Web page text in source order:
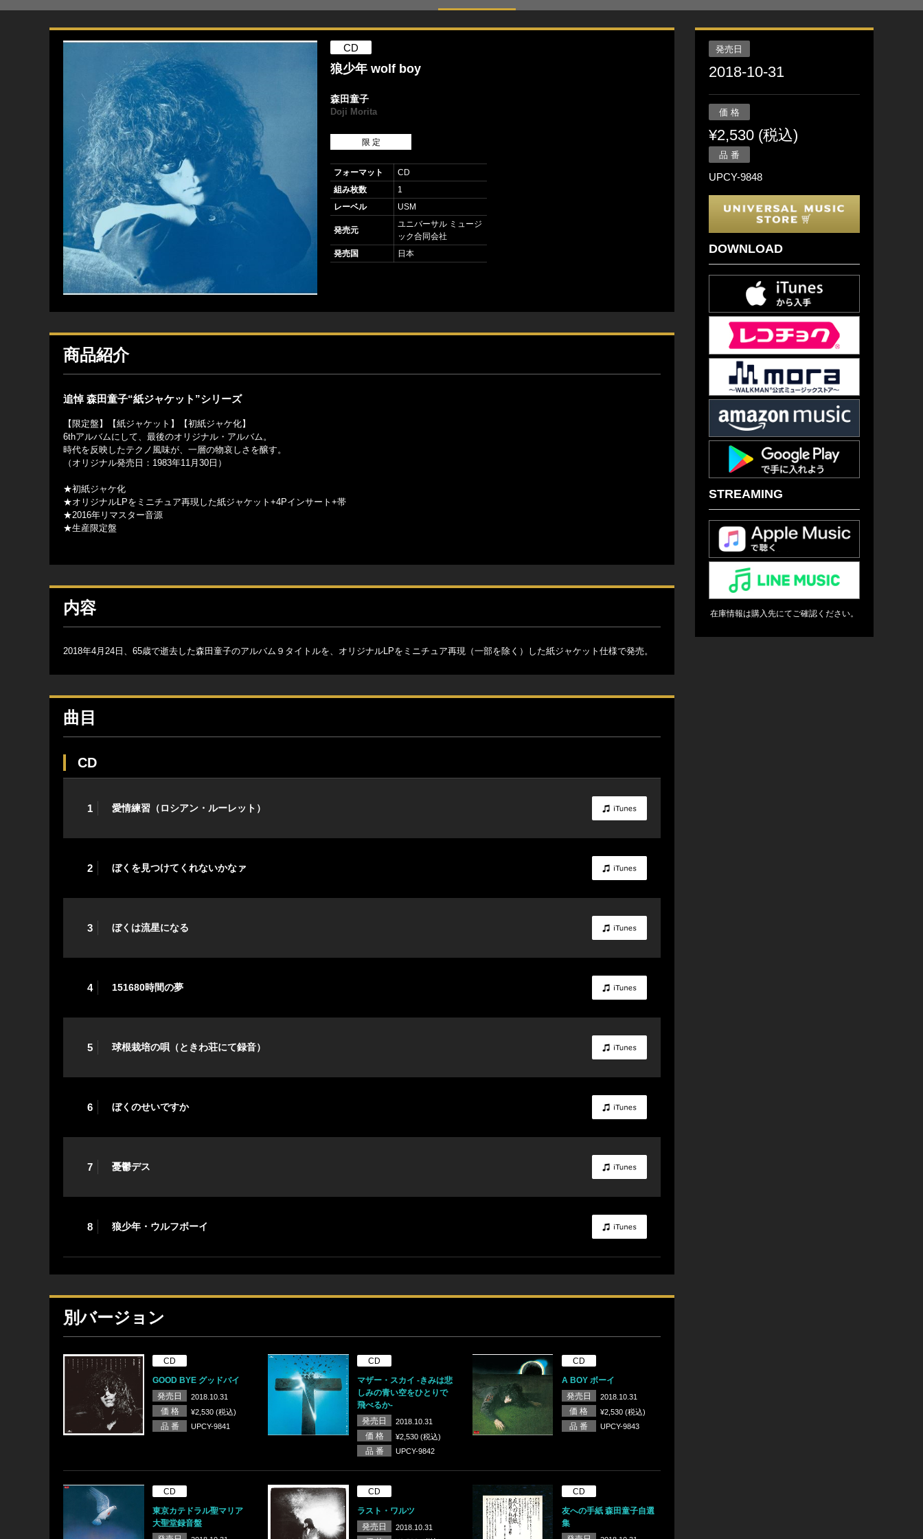
CD
狼少年 wolf boy
森田童子
Doji Morita
限 定
フォーマット
CD
組み枚数
1
レーベル
USM
発売元
ユニバーサル ミュージ
ック合同会社
発売国
日本
商品紹介
追悼 森田童子“紙ジャケット”シリーズ
【限定盤】【紙ジャケット】【初紙ジャケ化】
6thアルバムにして、最後のオリジナル・アルバム。
時代を反映したテクノ風味が、一層の物哀しさを醸す。
（オリジナル発売日：1983年11月30日）
★初紙ジャケ化
★オリジナルLPをミニチュア再現した紙ジャケット+4Pインサート+帯
★2016年リマスター音源
★生産限定盤
内容
2018年4月24日、65歳で逝去した森田童子のアルバム９タイトルを、オリジナルLPをミニチュア再現（一部を除く）した紙ジャケット仕様で発売。
曲目
CD
1 愛情練習（ロシアン・ルーレット）
2 ぼくを見つけてくれないかなァ
3 ぼくは流星になる
4 151680時間の夢
5 球根栽培の唄（ときわ荘にて録音）
6 ぼくのせいですか
7 憂鬱デス
8 狼少年・ウルフボーイ
別バージョン
CD
GOOD BYE グッドバイ
発売日
2018.10.31
価 格 ¥2,530 (税込)
品 番 UPCY-9841
CD
マザー・スカイ -きみは悲
しみの青い空をひとりで
飛べるか-
発売日
2018.10.31
価 格 ¥2,530 (税込)
品 番 UPCY-9842
CD
A BOY ボーイ
発売日
2018.10.31
価 格 ¥2,530 (税込)
品 番 UPCY-9843
CD
東京カテドラル聖マリア
大聖堂録音盤
CD
ラスト・ワルツ
発売日
2018.10.31
CD
友への手紙 森田童子自選
集
発売日
2018-10-31
価 格
¥2,530 (税込)
品 番
UPCY-9848
DOWNLOAD
STREAMING
在庫情報は購入先にてご確認ください。